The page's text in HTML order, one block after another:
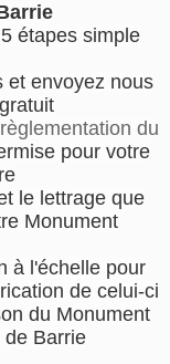
étapes simple
et envoyez nous
règlementation du
pour votre
le lettrage que
Monument
à l'échelle pour
de celui-ci
du Monument
de Barrie